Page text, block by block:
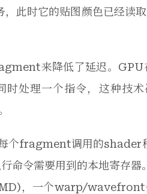
此时它的贴图颜色已经读
来降低了延迟。GPU
时处理一个指令，这种技术
个fragment调用的shader
命令需要用到的本地寄存
，一个warp/wavefront